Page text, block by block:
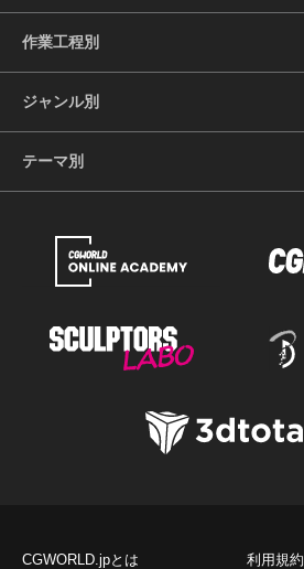
作業工程別
ジャンル別
テーマ別
CGWORLD.jpとは 利用規約